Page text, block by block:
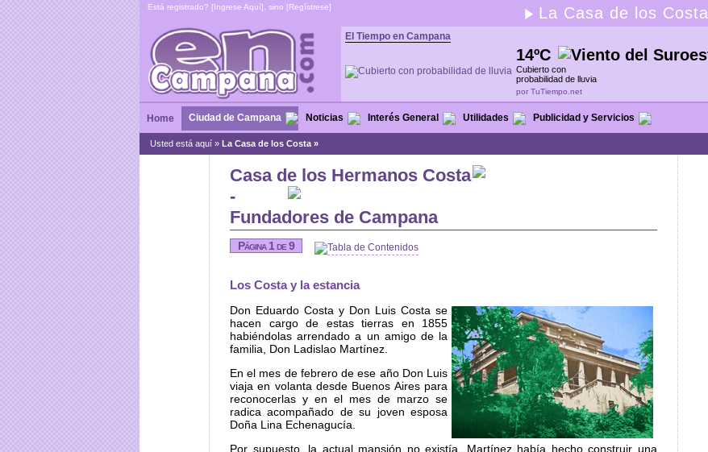
Está registrado? [Ingrese Aquí], sino [Regístrese] La Casa de los Costa
El Tiempo en Campana
14ºC
Cubierto con
probabilidad de lluvia
por TuTiempo.net
Home Ciudad de Campana Noticias Interés General Utilidades Publicidad y Servicios
Usted está aquí » La Casa de los Costa »
Casa de los Hermanos Costa
-
Fundadores de Campana
Página 1 de 9 Tabla de Contenidos
Los Costa y la estancia
Don Eduardo Costa y Don Luis Costa se
hacen cargo de estas tierras en 1855
habiéndolas arrendado a un amigo de la
familia, Don Ladislao Martínez.
En el mes de febrero de ese año Don Luis
viaja en volanta desde Buenos Aires para
reconocerlas y en el mes de marzo se
radica acompañado de su joven esposa
Doña Lina Echenagucía.
Por supuesto, la actual mansión no existía, Martínez había hecho construir una